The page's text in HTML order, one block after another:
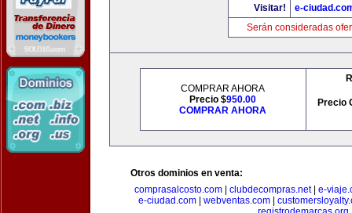
Visitar!
e-
Serán consideradas
COMPRAR AHORA
Precio $950.00
COMPRAR AHORA
Precio
Otros dominios en venta:
comprasalcosto.com
clubdecompras.net| e-
e-ciudad.com| webventas.com|